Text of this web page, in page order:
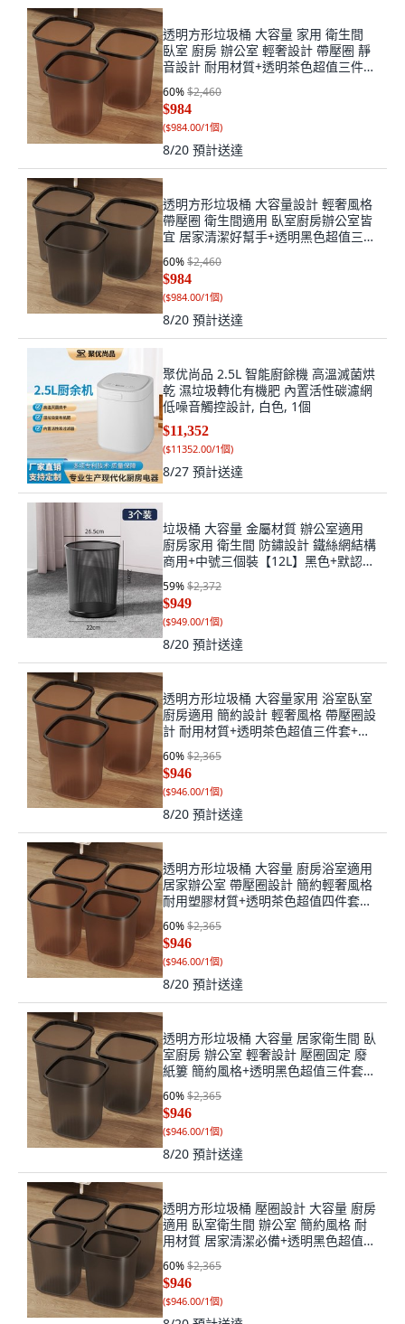
透明方形垃圾桶 大容量 家用 衛生間
臥室 廚房 辦公室 輕奢設計 帶壓圈 靜
音設計 耐用材質+透明茶色超值三件套
+超大號, 1個, 超大號
60%$2,460
$984
($984.00/1個)
8/20 預計送達
透明方形垃圾桶 大容量設計 輕奢風格
帶壓圈 衛生間適用 臥室廚房辦公室皆
宜 居家清潔好幫手+透明黑色超值三件
套+超大號, 1個, 超大號
60%$2,460
$984
($984.00/1個)
8/20 預計送達
聚优尚品 2.5L 智能廚餘機 高溫滅菌烘
乾 濕垃圾轉化有機肥 內置活性碳濾網
低噪音觸控設計, 白色, 1個
$11,352
($11352.00/1個)
8/27 預計送達
垃圾桶 大容量 金屬材質 辦公室適用
廚房家用 衛生間 防鏽設計 鐵絲網結構
商用+中號三個裝【12L】黑色+默認尺
寸, 1個, 默認尺寸
59%$2,372
$949
($949.00/1個)
8/20 預計送達
透明方形垃圾桶 大容量家用 浴室臥室
廚房適用 簡約設計 輕奢風格 帶壓圈設
計 耐用材質+透明茶色超值三件套+特
大號, 1個, 特大號
60%$2,365
$946
($946.00/1個)
8/20 預計送達
透明方形垃圾桶 大容量 廚房浴室適用
居家辦公室 帶壓圈設計 簡約輕奢風格
耐用塑膠材質+透明茶色超值四件套
+大號, 1個, 大號
60%$2,365
$946
($946.00/1個)
8/20 預計送達
透明方形垃圾桶 大容量 居家衛生間 臥
室廚房 辦公室 輕奢設計 壓圈固定 廢
紙簍 簡約風格+透明黑色超值三件套
+特大號, 1個, 特大號
60%$2,365
$946
($946.00/1個)
8/20 預計送達
透明方形垃圾桶 壓圈設計 大容量 廚房
適用 臥室衛生間 辦公室 簡約風格 耐
用材質 居家清潔必備+透明黑色超值四
件套+大號, 1個, 大號
60%$2,365
$946
($946.00/1個)